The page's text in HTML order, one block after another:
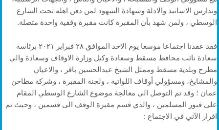
وتدارس الاسانيد والادلة وشهادة الشهود لمن دفن اهله تحت الشارع
الوسطي ، ولمن شهد بأن المقبرة كانت مقبرة وقفية واحدة متصلة.
فقد عقدنا اجتماعا موسعا يوم الاحد الموافق ٢٨ فبراير ٢٠٢١ برئاسة
سعادة نائب محافظ مسقط وسعادة وكيل وزارة الاوقاف وسعادة والي
مطرح وبلدية مسقط وممثل الشيخ عبدالحسين باقر ، والاعيان
والمشايخ، ومسؤولي أوقاف اللواتية ، ولجنة المقبرة ، وشركة مطاحن
عمان ؛ وقد تم التوصل الى معالجة موضوع الشارع الوسطي المقام
على قبور المسلمين ، والذي قسم مقبرة الوقف الى قسمين ، وحيث تم
اقرار الآتي في الاجتماع :